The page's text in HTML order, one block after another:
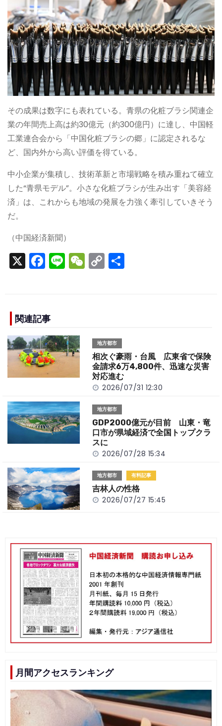
その成果は数字にも表れている。青県の化粧ブラシ関連企
業の年間売上高は約30億元（約300億円）に達し、中国軽
工業連合会から「中国化粧ブラシの郷」に認定されるな
ど、国内外から高い評価を得ている。
中小企業が集積し、技術革新と市場戦略を積み重ねて確立
した“青県モデル”。小さな化粧ブラシが生み出す「美容経
済」は、これからも地域の発展を力強く牽引していきそう
だ。
（中国経済新聞）
X F
a
e
b
o
o
k
Li
n
W
e
C
o
n
k
関連記事
地方都市
相次ぐ豪雨・台風 広東省で保険
金請求6万4,800件、迅速な災害
対応進む
2026/07/31 12:30
地方都市
GDP2000億元が目前 山東・竜
口市が県域経済で全国トップクラ
スに
2026/07/28 15:34
地方都市 有料記事
吉林人の性格
2026/07/27 15:45
月間アクセスランキング